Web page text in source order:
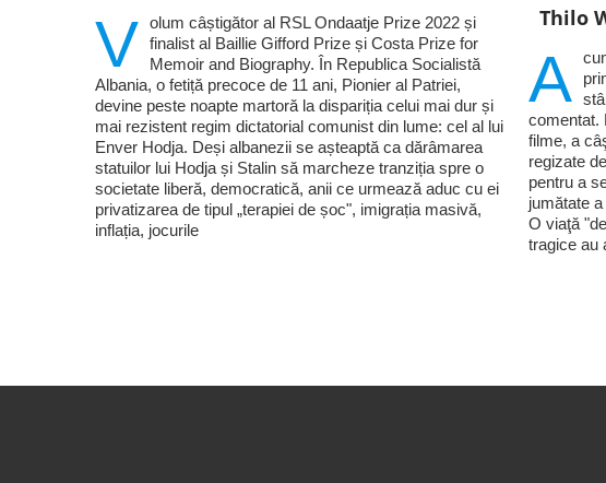
V olum câștigător al RSL Ondaatje Prize 2022 și
finalist al Baillie Gifford Prize și Costa Prize for
Memoir and Biography. În Republica Socialistă
Albania, o fetiță precoce de 11 ani, Pionier al Patriei,
devine peste noapte martoră la dispariția celui mai dur și
mai rezistent regim dictatorial comunist din lume: cel al lui
Enver Hodja. Deși albanezii se așteaptă ca dărâmarea
statuilor lui Hodja și Stalin să marcheze tranziția spre o
societate liberă, democratică, anii ce urmează aduc cu ei
privatizarea de tipul „terapiei de șoc", imigrația masivă,
inflația, jocurile
Thilo
A
comentat.
filme, a
regizate
pentru a
jumătate
O viaţă
tragice au